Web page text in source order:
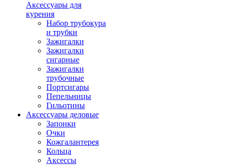
Аксессуары для
курения
Набор трубокура
и трубки
Зажигалки
Зажигалки
сигарные
Зажигалки
трубочные
Портсигары
Пепельницы
Гильотины
Аксессуары деловые
Запонки
Очки
Кожгалантерея
Кольца
Аксессы